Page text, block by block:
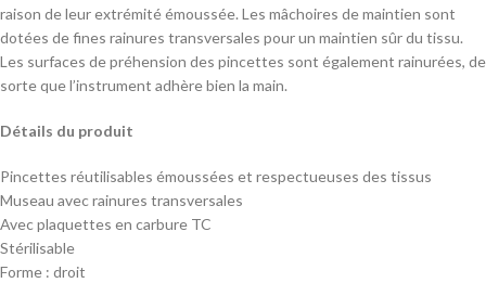
raison de leur extrémité émoussée. Les mâchoires de maintien sont
dotées de fines rainures transversales pour un maintien sûr du tissu.
Les surfaces de préhension des pincettes sont également rainurées, de
sorte que l’instrument adhère bien la main.
Détails du produit
Pincettes réutilisables émoussées et respectueuses des tissus
Museau avec rainures transversales
Avec plaquettes en carbure TC
Stérilisable
Forme : droit